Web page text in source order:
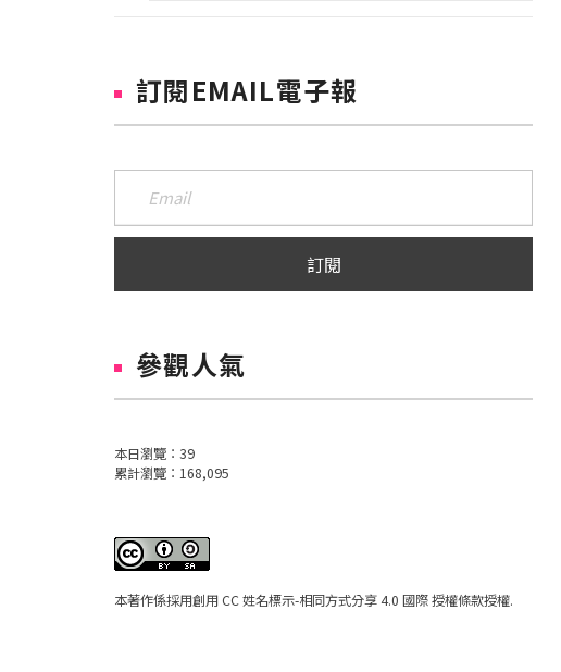
訂閱EMAIL電子報
參觀人氣
本日瀏覽：39
累計瀏覽：168,095
本著作係採用創用 CC 姓名標示-相同方式分享 4.0 國際 授權條款授權.